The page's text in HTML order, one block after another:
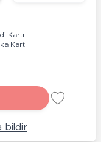
Kartı
Kartı
bildir